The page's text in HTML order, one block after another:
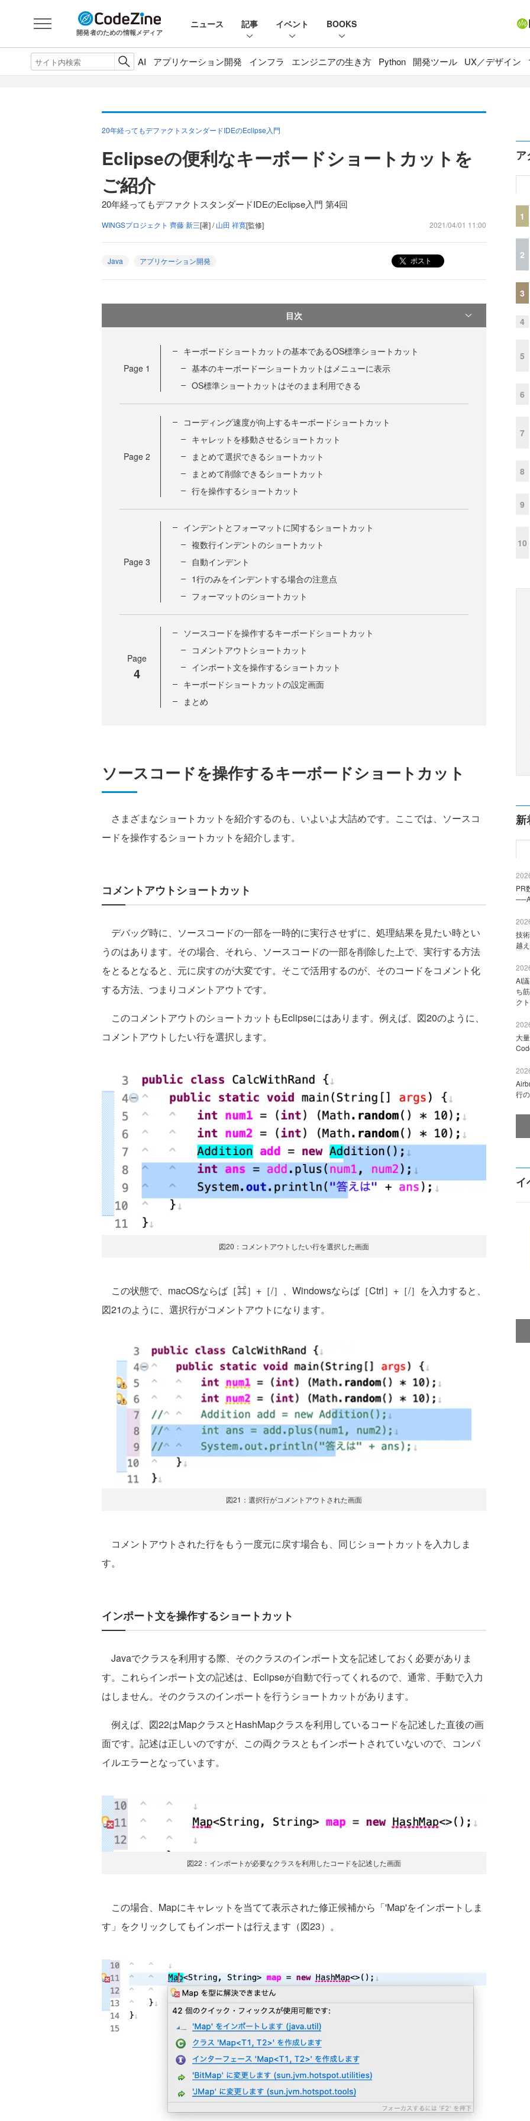
開発者のための情報メディア
ニュース 記事 イベント BOOKS
AI アプリケーション開発 インフラ エンジニアの生き方 Python 開発ツール UX／デザイン
20年経ってもデファクトスタンダードIDEのEclipse入門
Eclipseの便利なキーボードショートカットを
ご紹介
20年経ってもデファクトスタンダードIDEのEclipse入門 第4回
WINGSプロジェクト 齊藤 新三[著] /山田 祥寛[監修] 2021/04/01 11:00
Java アプリケーション開発 ポスト
目次
Page 1
キーボードショートカットの基本であるOS標準ショートカット
基本のキーボードーショートカットはメニューに表示
OS標準ショートカットはそのまま利用できる
Page 2
コーディング速度が向上するキーボードショートカット
キャレットを移動させるショートカット
まとめて選択できるショートカット
まとめて削除できるショートカット
行を操作するショートカット
Page 3
インデントとフォーマットに関するショートカット
複数行インデントのショートカット
自動インデント
1行のみをインデントする場合の注意点
フォーマットのショートカット
Page
4
ソースコードを操作するキーボードショートカット
コメントアウトショートカット
インポート文を操作するショートカット
キーボードショートカットの設定画面
まとめ
ソースコードを操作するキーボードショートカット
さまざまなショートカットを紹介するのも、いよいよ大詰めです。ここでは、ソースコ
ードを操作するショートカットを紹介します。
コメントアウトショートカット
デバッグ時に、ソースコードの一部を一時的に実行させずに、処理結果を見たい時とい
うのはあります。その場合、それら、ソースコードの一部を削除した上で、実行する方法
をとるとなると、元に戻すのが大変です。そこで活用するのが、そのコードをコメント化
する方法、つまりコメントアウトです。
このコメントアウトのショートカットもEclipseにはあります。例えば、図20のように、
コメントアウトしたい行を選択します。
図20：コメントアウトしたい行を選択した画面
この状態で、macOSならば［⌘］+［/］、Windowsならば［Ctrl］+［/］を入力すると、
図21のように、選択行がコメントアウトになります。
図21：選択行がコメントアウトされた画面
コメントアウトされた行をもう一度元に戻す場合も、同じショートカットを入力しま
す。
インポート文を操作するショートカット
Javaでクラスを利用する際、そのクラスのインポート文を記述しておく必要がありま
す。これらインポート文の記述は、Eclipseが自動で行ってくれるので、通常、手動で入力
はしません。そのクラスのインポートを行うショートカットがあります。
例えば、図22はMapクラスとHashMapクラスを利用しているコードを記述した直後の画
面です。記述は正しいのですが、この両クラスともインポートされていないので、コンパ
イルエラーとなっています。
図22：インポートが必要なクラスを利用したコードを記述した画面
この場合、Mapにキャレットを当てて表示された修正候補から「'Map'をインポートしま
す」をクリックしてもインポートは行えます（図23）。
ア
1
2
3
4
5
6
7
8
9
10
新
PR
技
越
AI
ち
ク
大
行
イ